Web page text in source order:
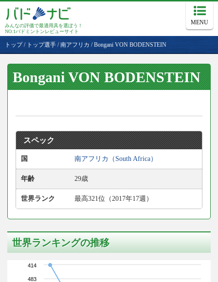
みんなの評価で最適用具を選ぼう！
NO.1バドミントンレビューサイト
MENU
トップ/ トップ選手 /南アフリカ /Bongani VON BODENSTEIN
Bongani VON BODENSTEIN
スペック
国 南アフリカ（South Africa）
年齢 29歳
世界ランク 最高321位（2017年17週）
世界ランキングの推移
414
483